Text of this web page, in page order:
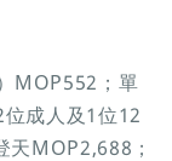
MOP552；單
成人及1位12
MOP2,688；